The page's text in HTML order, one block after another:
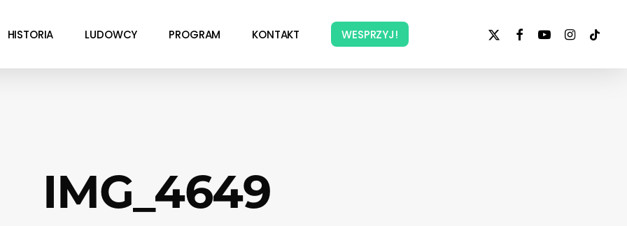
HISTORIA LUDOWCY PROGRAM KONTAKT WESPRZYJ!
x-
facebookyoutubeinstagram
tiktok
IMG_4649